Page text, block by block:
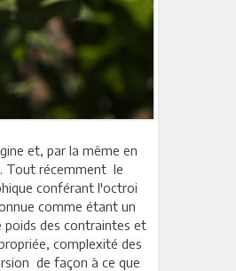
et, par la même en
Tout récemment le
conférant l'octroi
comme étant un
poids des contraintes et
complexité des
de façon à ce que